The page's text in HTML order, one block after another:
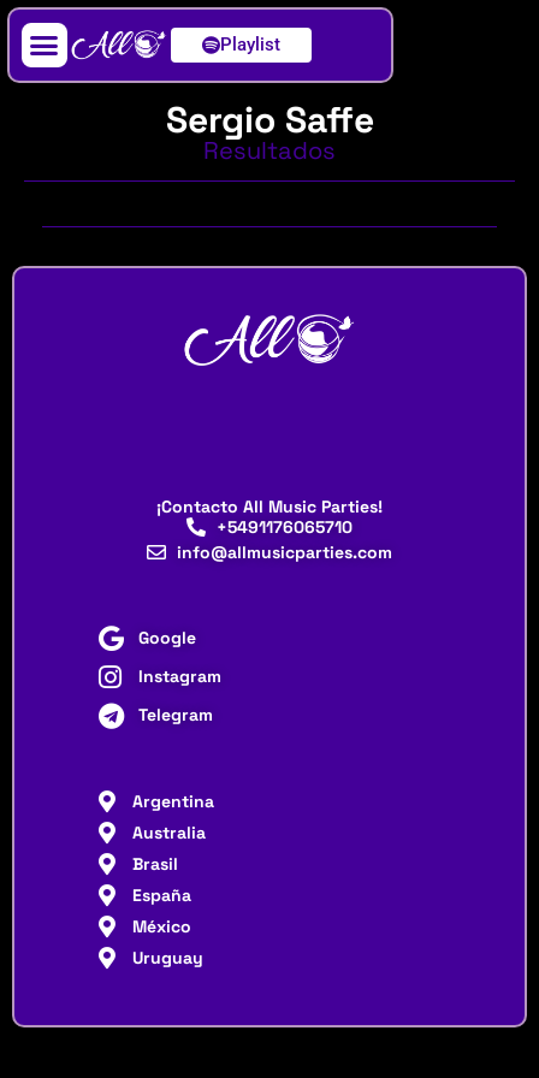
Playlist
Sergio Saffe
Resultados
¡Contacto All Music Parties!
+5491176065710
info@allmusicparties.com
Google
Instagram
Telegram
Argentina
Australia
Brasil
España
México
Uruguay